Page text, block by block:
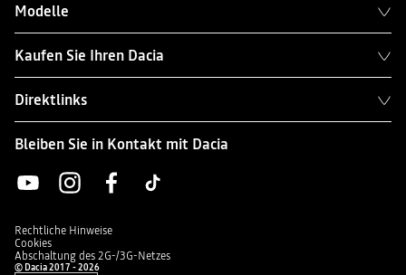
Modelle
Kaufen Sie Ihren Dacia
Direktlinks
Bleiben Sie in Kontakt mit Dacia
Rechtliche Hinweise
Cookies
Abschaltung des 2G-/3G-Netzes
© Dacia 2017 - 2026